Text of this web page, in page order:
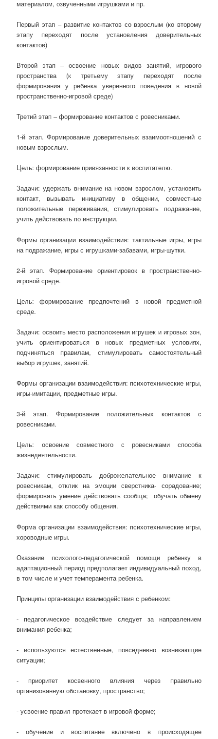
материалом, озвученными игрушками и пр.
Первый этап – развитие контактов со взрослым (ко второму
этапу переходят после установления доверительных
контактов)
Второй этап – освоение новых видов занятий, игрового
пространства (к третьему этапу переходят после
формирования у ребенка уверенного поведения в новой
пространственно-игровой среде)
Третий этап – формирование контактов с ровесниками.
1-й этап. Формирование доверительных взаимоотношений с
новым взрослым.
Цель: формирование привязанности к воспитателю.
Задачи: удержать внимание на новом взрослом, установить
контакт, вызывать инициативу в общении, совместные
положительные переживания, стимулировать подражание,
учить действовать по инструкции.
Формы организации взаимодействия: тактильные игры, игры
на подражание, игры с игрушками-забавами, игры-шутки.
2-й этап. Формирование ориентировок в пространственно-
игровой среде.
Цель: формирование предпочтений в новой предметной
среде.
Задачи: освоить место расположения игрушек и игровых зон,
учить ориентироваться в новых предметных условиях,
подчиняться правилам, стимулировать самостоятельный
выбор игрушек, занятий.
Формы организации взаимодействия: психотехнические игры,
игры-имитации, предметные игры.
3-й этап. Формирование положительных контактов с
ровесниками.
Цель: освоение совместного с ровесниками способа
жизнедеятельности.
Задачи: стимулировать доброжелательное внимание к
ровесникам, отклик на эмоции сверстника- сорадование;
формировать умение действовать сообща; обучать обмену
действиями как способу общения.
Форма организации взаимодействия: психотехнические игры,
хороводные игры.
Оказание психолого-педагогической помощи ребенку в
адаптационный период предполагает индивидуальный поход,
в том числе и учет темперамента ребенка.
Принципы организации взаимодействия с ребенком:
- педагогическое воздействие следует за направлением
внимания ребенка;
- используются естественные, повседневно возникающие
ситуации;
- приоритет косвенного влияния через правильно
организованную обстановку, пространство;
- усвоение правил протекает в игровой форме;
- обучение и воспитание включено в происходящее